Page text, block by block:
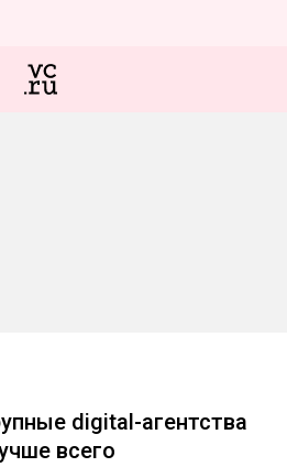
digital-агентства
всего